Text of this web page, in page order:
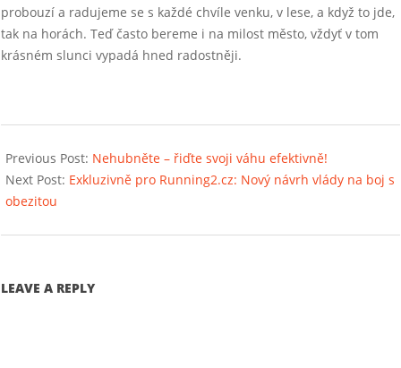
probouzí a radujeme se s každé chvíle venku, v lese, a když to jde,
tak na horách. Teď často bereme i na milost město, vždyť v tom
krásném slunci vypadá hned radostněji.
03-
28
Previous Post: Nehubněte – řiďte svoji váhu efektivně!
Next Post: Exkluzivně pro Running2.cz: Nový návrh vlády na boj s
obezitou
LEAVE A REPLY